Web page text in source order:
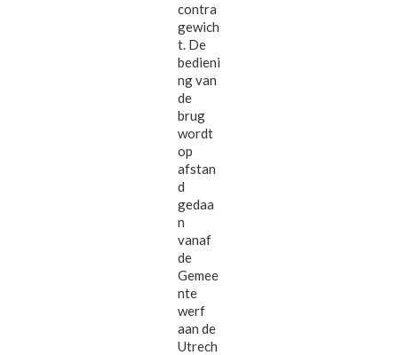
contra
gewich
t. De
bedieni
ng van
de
brug
wordt
op
afstan
d
gedaa
n
vanaf
de
Gemee
nte
werf
aan de
Utrech